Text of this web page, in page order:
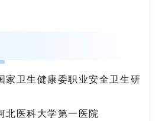
家卫生健康委职业安全卫生研
北医科大学第一医院